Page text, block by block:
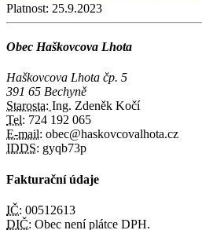
Platnost: 25.9.2023
Obec Haškovcova Lhota
Haškovcova Lhota čp. 5
391 65 Bechyně
Starosta: Ing. Zdeněk Kočí
Tel: 724 192 065
E-mail: obec@haskovcovalhota.cz
IDDS: gyqb73p
Fakturační údaje
IČ: 00512613
DIČ: Obec není plátce DPH.